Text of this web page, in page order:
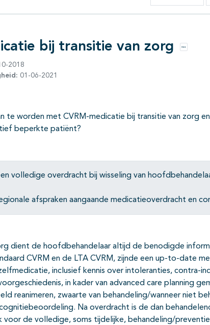
bij transitie van zorg Opties
2018
01-06-2021
te worden met CVRM-medicatie bij transitie van zorg
beperkte patiënt?
volledige overdracht bij wisseling van
afspraken aangaande medicatieoverdracht en
dient de hoofdbehandelaar altijd de benodigde
CVRM en de LTA CVRM, zijnde een up-to-date
inclusief kennis over intoleranties, contra-
in kader van advanced care planning
reanimeren, zwaarte van behandeling/wanneer niet
Na overdracht is de dan
voor de volledige, soms tijdelijke, behandeling/